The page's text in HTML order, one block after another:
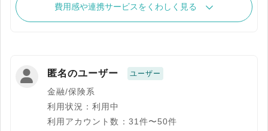
費用感や連携サービスをくわしく見る
匿名のユーザー ユーザー
金融/保険系
利用状況：利用中
利用アカウント数：31件〜50件